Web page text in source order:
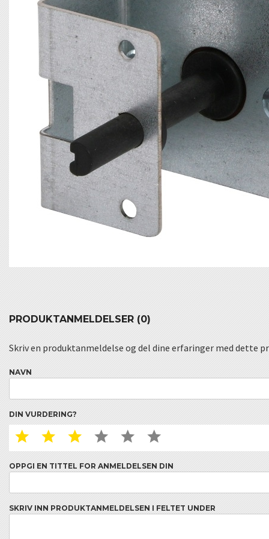
PRODUKTANMELDELSER (0)
Skriv en produktanmeldelse og del dine erfaringer med dette
NAVN
DIN VURDERING?
1 STAR2 STAR3 STAR4 STAR5 STAR
OPPGI EN TITTEL FOR ANMELDELSEN DIN
SKRIV INN PRODUKTANMELDELSEN I FELTET UNDER